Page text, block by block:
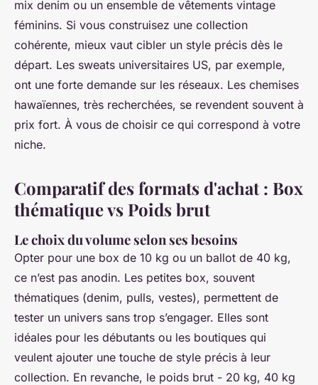
mix denim ou un ensemble de vêtements vintage
féminins. Si vous construisez une collection
cohérente, mieux vaut cibler un style précis dès le
départ. Les sweats universitaires US, par exemple,
ont une forte demande sur les réseaux. Les chemises
hawaïennes, très recherchées, se revendent souvent à
prix fort. À vous de choisir ce qui correspond à votre
niche.
Comparatif des formats d'achat : Box
thématique vs Poids brut
Le choix du volume selon ses besoins
Opter pour une box de 10 kg ou un ballot de 40 kg,
ce n’est pas anodin. Les petites box, souvent
thématiques (denim, pulls, vestes), permettent de
tester un univers sans trop s’engager. Elles sont
idéales pour les débutants ou les boutiques qui
veulent ajouter une touche de style précis à leur
collection. En revanche, le poids brut - 20 kg, 40 kg